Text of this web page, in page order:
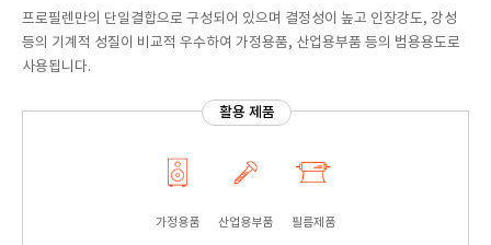
프로필렌만의 단일결합으로 구성되어 있으며 결정성이 높고 인장강도, 강성
등의 기계적 성질이 비교적 우수하여 가정용품, 산업용부품 등의 범용용도로
사용됩니다.
활용 제품
가정용품 산업용부품 필름제품